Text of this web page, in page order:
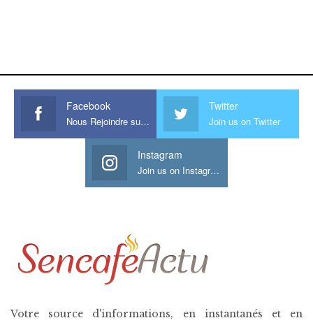
Facebook
Nous Rejoindre sur Facebook
Twitter
Join us on Twitter
Instagram
Join us on Instagram
Votre source d'informations, en instantanés et en